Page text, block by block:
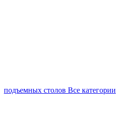
подъемных столов Все категории